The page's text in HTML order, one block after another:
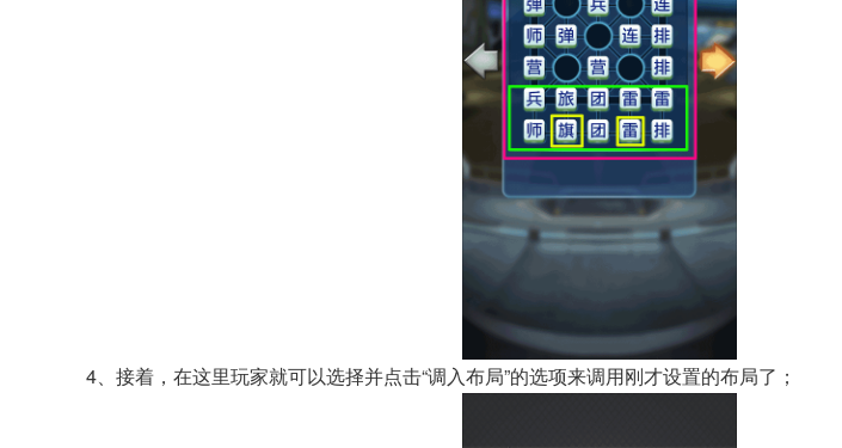
4、接着，在这里玩家就可以选择并点击“调入布局”的选项来调用刚才设置的布局了；